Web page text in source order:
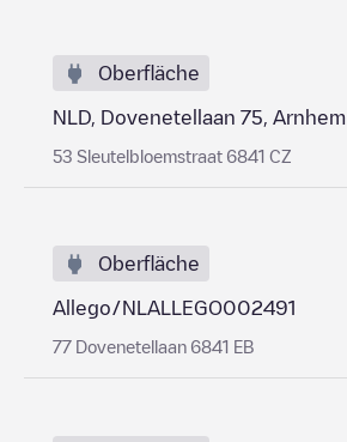
Oberfläche
NLD, Dovenetellaan 75, Arnhem
53 Sleutelbloemstraat 6841 CZ
Oberfläche
Allego/NLALLEGO002491
77 Dovenetellaan 6841 EB